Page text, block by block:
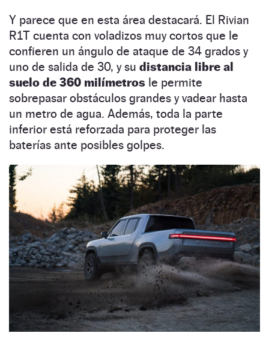
Y parece que en esta área destacará. El Rivian
R1T cuenta con voladizos muy cortos que le
confieren un ángulo de ataque de 34 grados y
uno de salida de 30, y su distancia libre al
suelo de 360 milímetros le permite
sobrepasar obstáculos grandes y vadear hasta
un metro de agua. Además, toda la parte
inferior está reforzada para proteger las
baterías ante posibles golpes.